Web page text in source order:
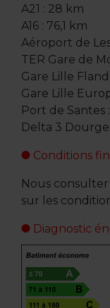
A21 : 28 km
A16 : 76,1 km
Aéroport de
TER Gare de
Gare Lille
Gare Lille
Port de Santes
Delta 3
Conditions
Nous
sur les
Diagnostic